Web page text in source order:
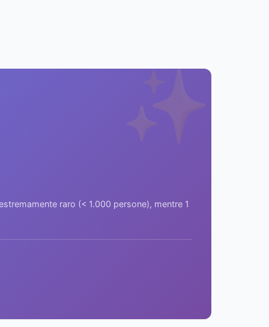
✨
raro (< 1.000 persone), mentre 1